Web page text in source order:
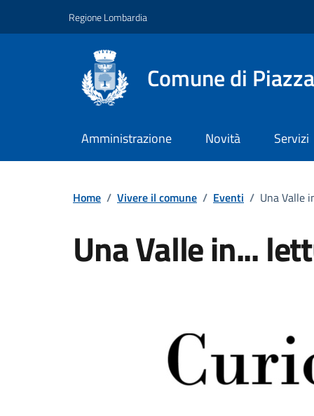
Regione Lombardia
Comune di
Amministrazione Novità Servizi
Home / Vivere il comune / Eventi / Una Valle
Una Valle in...